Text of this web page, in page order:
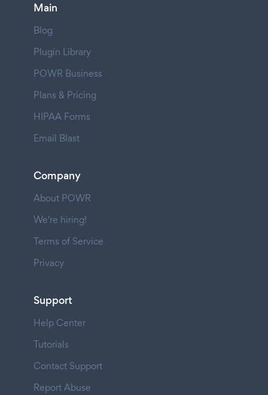
Main
Blog
Plugin Library
POWR Business
Plans & Pricing
HIPAA Forms
Email Blast
Company
About POWR
We're hiring!
Terms of Service
Privacy
Support
Help Center
Tutorials
Contact Support
Report Abuse